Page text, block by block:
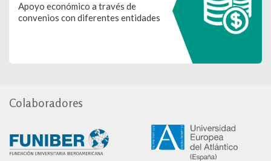
Apoyo económico a través de
convenios con diferentes entidades
Colaboradores